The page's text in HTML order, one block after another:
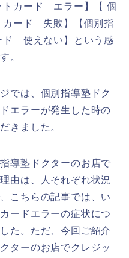
トカード エラー】【 個
カード 失敗】【個別指
ド 使えない】という感
。
では、個別指導塾ドク
エラーが発生した時の
きました。
導塾ドクターのお店で
由は、人それぞれ状況
こちらの記事では、い
ードエラーの症状につ
た。ただ、今回ご紹介
ターのお店でクレジッ